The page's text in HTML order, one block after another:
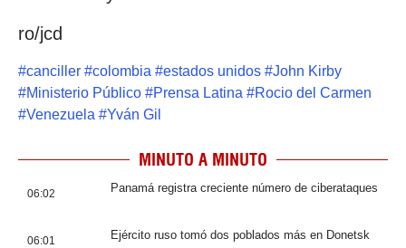
ro/jcd
#canciller #colombia #estados unidos #John Kirby
#Ministerio Público #Prensa Latina #Rocio del Carmen
#Venezuela #Yván Gil
MINUTO A MINUTO
06:02 Panamá registra creciente número de ciberataques
06:01 Ejército ruso tomó dos poblados más en Donetsk